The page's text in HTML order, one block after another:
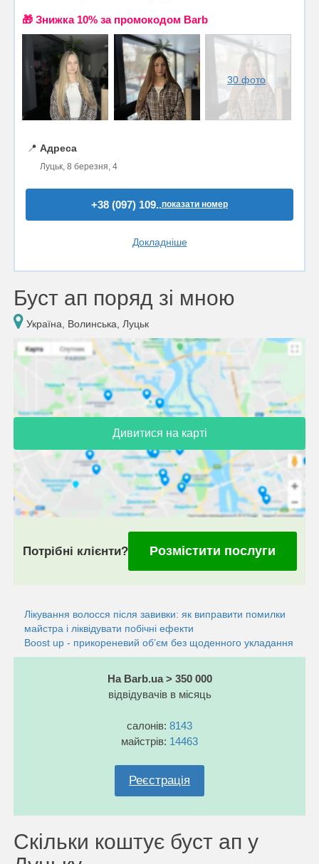
🎁 Знижка 10% за промокодом Barb
30 фото
📍 Адреса
Луцьк, 8 березня, 4
+38 (097) 109..показати номер
Докладніше
Буст ап поряд зі мною
Україна, Волинська, Луцьк
Дивитися на карті
Потрібні клієнти? Розмістити послуги
Лікування волосся після завивки: як виправити помилки
майстра і ліквідувати побічні ефекти
Boost up - прикореневий об’єм без щоденного укладання
На Barb.ua > 350 000
відвідувачів в місяць
салонів: 8143
майстрів: 14463
Реєстрація
Скільки коштує буст ап у